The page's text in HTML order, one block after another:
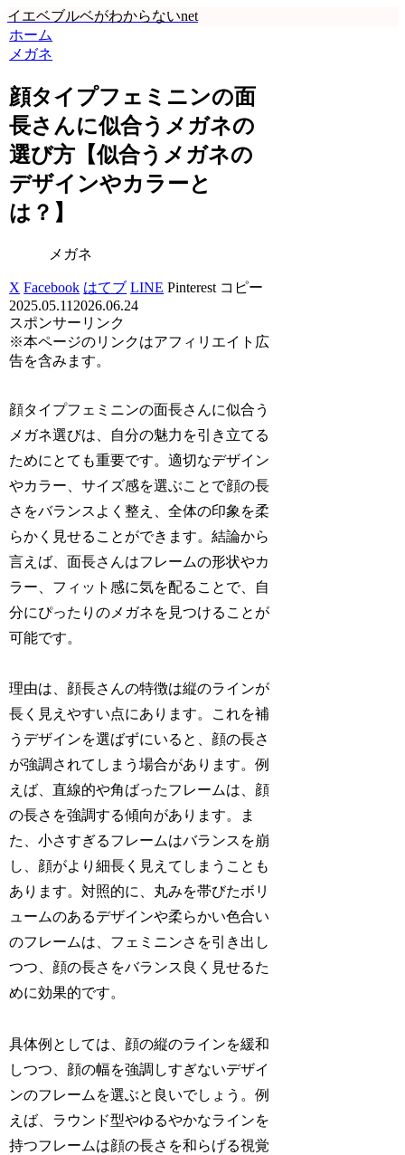
イエベブルベがわからないnet
ホーム
メガネ
顔タイプフェミニンの面
長さんに似合うメガネの
選び方【似合うメガネの
デザインやカラーと
は？】
メガネ
X Facebook はてブ LINE Pinterest コピー
2025.05.11 2026.06.24
スポンサーリンク
※本ページのリンクはアフィリエイト広
告を含みます。
顔タイプフェミニンの面長さんに似合う
メガネ選びは、自分の魅力を引き立てる
ためにとても重要です。適切なデザイン
やカラー、サイズ感を選ぶことで顔の長
さをバランスよく整え、全体の印象を柔
らかく見せることができます。結論から
言えば、面長さんはフレームの形状やカ
ラー、フィット感に気を配ることで、自
分にぴったりのメガネを見つけることが
可能です。
理由は、顔長さんの特徴は縦のラインが
長く見えやすい点にあります。これを補
うデザインを選ばずにいると、顔の長さ
が強調されてしまう場合があります。例
えば、直線的や角ばったフレームは、顔
の長さを強調する傾向があります。ま
た、小さすぎるフレームはバランスを崩
し、顔がより細長く見えてしまうことも
あります。対照的に、丸みを帯びたボリ
ュームのあるデザインや柔らかい色合い
のフレームは、フェミニンさを引き出し
つつ、顔の長さをバランス良く見せるた
めに効果的です。
具体例としては、顔の縦のラインを緩和
しつつ、顔の幅を強調しすぎないデザイ
ンのフレームを選ぶと良いでしょう。例
えば、ラウンド型やゆるやかなラインを
持つフレームは顔の長さを和らげる視覚